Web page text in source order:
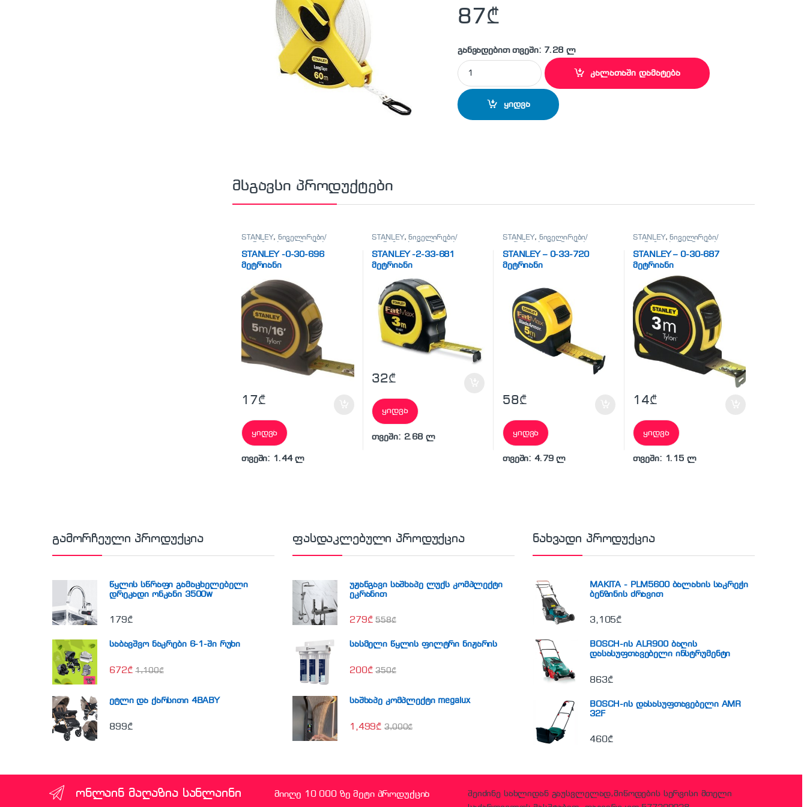
87₾
განვადებით თვეში: 7.28 ლ
STANLEY - 2-34-795 მეტრიანი quantity
კალათაში დამატება
ყიდვა
მსგავსი პროდუქტები
STANLEY, ნიველირები/
STANLEY -0-30-696
მეტრიანი
17₾
ყიდვა
თვეში: 1.44 ლ
STANLEY,ნიველირები/
STANLEY -2-33-681
მეტრიანი
32₾
ყიდვა
თვეში: 2.68 ლ
STANLEY, ნიველირები/
STANLEY – 0-33-720
მეტრიანი
58₾
ყიდვა
თვეში: 4.79 ლ
STANLEY,ნიველირები/
STANLEY – 0-30-687
მეტრიანი
14₾
ყიდვა
თვეში: 1.15 ლ
გამორჩეული პროდუქცია
წყლის სწრაფი გამაცხელებელი
დრეკადი ონკანი 3500w
179₾
საბავშვო ნაკრები 6-1-ში რუხი
672₾ 1,100₾
ეტლი და ქარსითი 4BABY
899₾
ფასდაკლებული პროდუქცია
უჟანგავი საშხაპე ლუქს კომპლექტი
ეკრანით
279₾ 558₾
სასმელი წყლის ფილტრი ნიჟარის
200₾ 350₾
საშხაპე კომპლექტი megalux
1,499₾ 3,000₾
ნახვადი პროდუქცია
MAKITA - PLM5600 ბალახის საკრეჭი
ბენზინის ძრავით
3,105₾
BOSCH-ის ALR900 ბაღის
დასასუფთავებელი ინსტრუმენტი
863₾
BOSCH-ის დასასუფთავებელი AMR
32F
460₾
ონლაინ მაღაზია სანლაინი მიიღე 10 000 ზე მეტი პროდუქცია
შეიძინე სახლიდან გაუსვლელად,მიწოდების სერვისი მთელი